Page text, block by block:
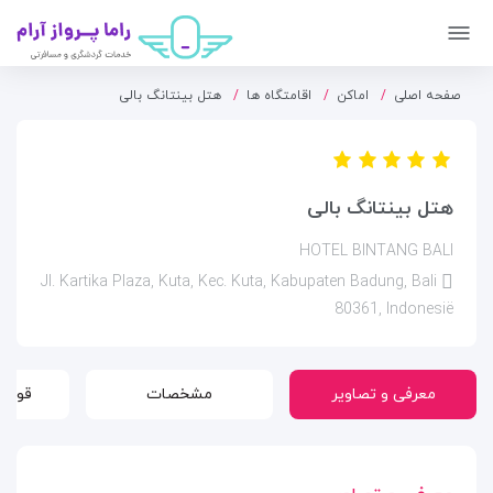
صفحه اصلی اماکن اقامتگاه ها هتل بینتانگ بالی
هتل بینتانگ بالی
HOTEL BINTANG BALI
Jl. Kartika Plaza, Kuta, Kec. Kuta, Kabupaten Badung, Bali
80361, Indonesië
معرفی و تصاویر مشخصات